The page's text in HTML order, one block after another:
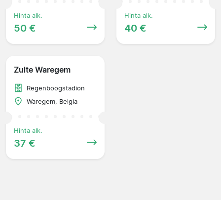
Hinta alk.
50 €
Hinta alk.
40 €
Zulte Waregem
Regenboogstadion
Waregem, Belgia
Hinta alk.
37 €